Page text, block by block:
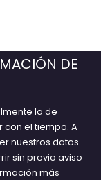
DE
la de
el tiempo. A
nuestros datos
sin previo aviso
más